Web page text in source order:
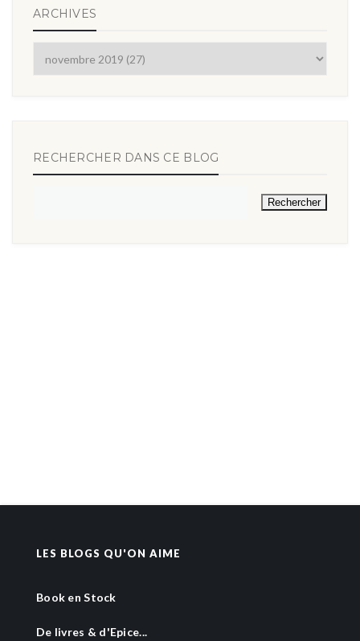
ARCHIVES
RECHERCHER DANS CE BLOG
LES BLOGS QU'ON AIME
Book en Stock
De livres & d'Epice...